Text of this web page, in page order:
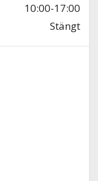
10:00-17:00
Stängt